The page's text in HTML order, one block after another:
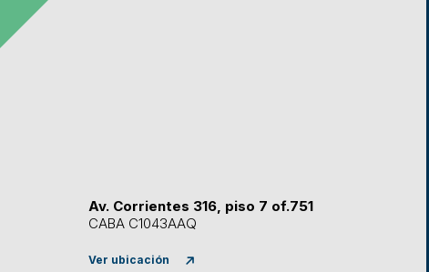
Av. Corrientes 316, piso 7 of.751
CABA C1043AAQ
Ver ubicación